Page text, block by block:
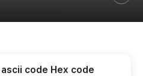
아스키코드표 헥스코드표 | ascii code Hex code